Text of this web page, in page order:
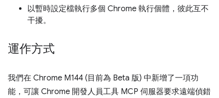
以暫時設定檔執行多個 Chrome 執行個體，彼此互不
干擾。
運作方式
我們在 Chrome M144 (目前為 Beta 版) 中新增了一項功
能，可讓 Chrome 開發人員工具 MCP 伺服器要求遠端偵錯